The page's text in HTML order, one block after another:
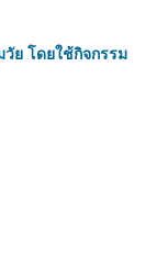
ย โดยใช้กิจกรรม